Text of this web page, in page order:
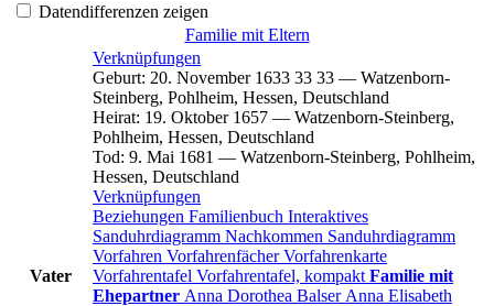
Datendifferenzen zeigen
Familie mit Eltern
Vater
Verknüpfungen
Geburt: 20. November 1633 33 33 — Watzenborn-
Steinberg, Pohlheim, Hessen, Deutschland
Heirat: 19. Oktober 1657 — Watzenborn-Steinberg,
Pohlheim, Hessen, Deutschland
Tod: 9. Mai 1681 — Watzenborn-Steinberg, Pohlheim,
Hessen, Deutschland
Verknüpfungen
Beziehungen Familienbuch Interaktives
Sanduhrdiagramm Nachkommen Sanduhrdiagramm
Vorfahren VorfahrenfächerVorfahrenkarte
Vorfahrentafel Vorfahrentafel, kompakt Familie mit
Ehepartner Anna Dorothea Balser Anna Elisabeth